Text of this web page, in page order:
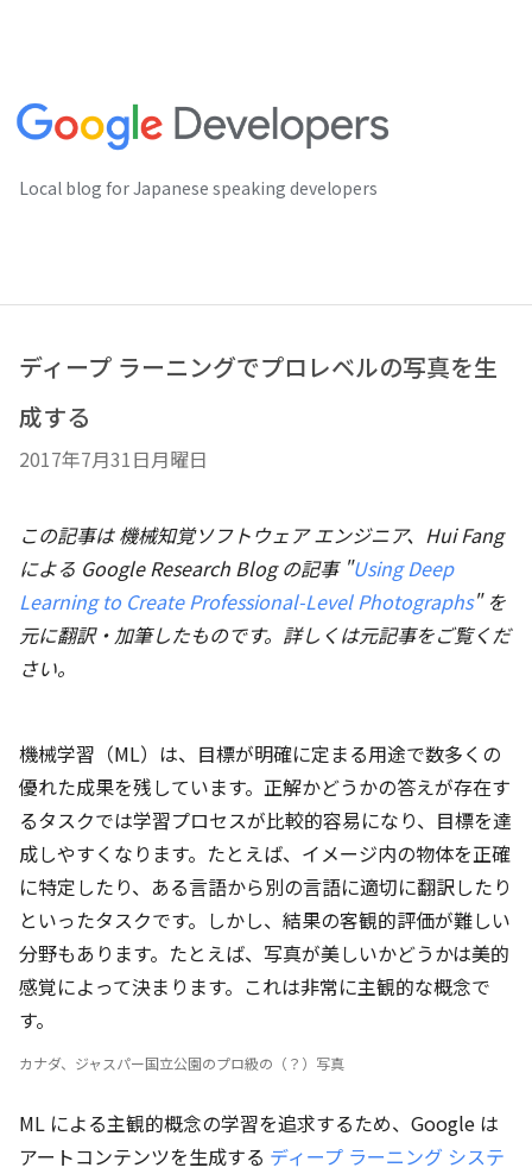
Local blog for Japanese speaking developers
ディープ ラーニングでプロレベルの写真を生
成する
2017年7月31日月曜日
この記事は 機械知覚ソフトウェア エンジニア、Hui Fang
による Google Research Blog の記事 "Using Deep
Learning to Create Professional-Level Photographs" を
元に翻訳・加筆したものです。詳しくは元記事をご覧くだ
さい。
機械学習（ML）は、目標が明確に定まる用途で数多くの
優れた成果を残しています。正解かどうかの答えが存在す
るタスクでは学習プロセスが比較的容易になり、目標を達
成しやすくなります。たとえば、イメージ内の物体を正確
に特定したり、ある言語から別の言語に適切に翻訳したり
といったタスクです。しかし、結果の客観的評価が難しい
分野もあります。たとえば、写真が美しいかどうかは美的
感覚によって決まります。これは非常に主観的な概念で
す。
カナダ、ジャスパー国立公園のプロ級の（？）写真
ML による主観的概念の学習を追求するため、Google は
アートコンテンツを生成する ディープ ラーニング システ